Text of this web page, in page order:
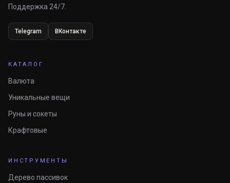
Поддержка 24/7.
Telegram ВКонтакте
КАТАЛОГ
Валюта
Уникальные вещи
Руны и сокеты
Крафтовые
ИНСТРУМЕНТЫ
Дерево пассивок